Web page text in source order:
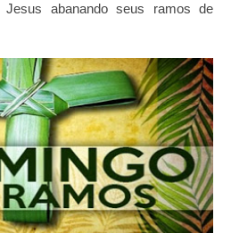
abanando seus ramos de